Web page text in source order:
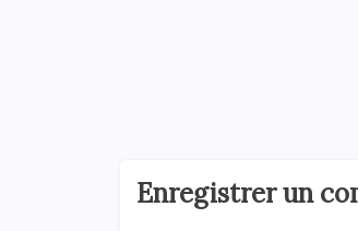
Enregistrer un